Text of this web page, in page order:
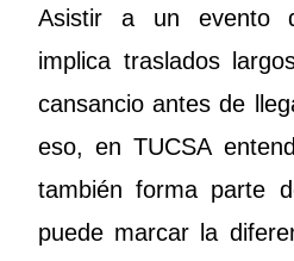
Asistir a un evento
implica traslados
cansancio antes de
eso, en TUCSA
también forma parte
puede marcar la